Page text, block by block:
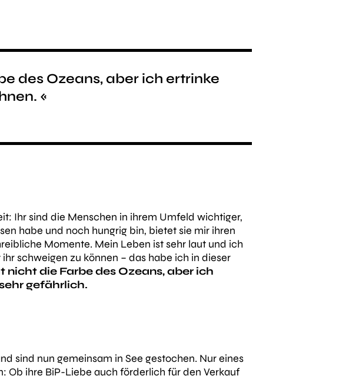
des Ozeans, aber ich ertrinke
«
Ihr sind die Menschen in ihrem Umfeld wichtiger,
habe und noch hungrig bin, bietet sie mir ihren
Momente. Mein Leben ist sehr laut und ich
schweigen zu können – das habe ich in dieser
nicht die Farbe des Ozeans, aber ich
gefährlich.
sind nun gemeinsam in See gestochen. Nur eines
Ob ihre BiP-Liebe auch förderlich für den Verkauf